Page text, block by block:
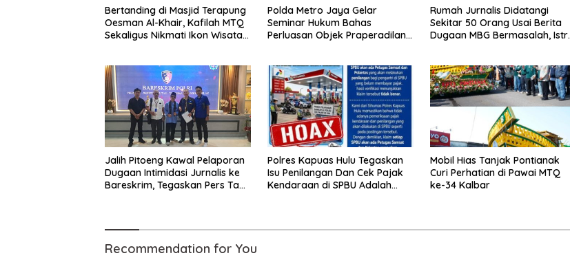
Bertanding di Masjid Terapung
Oesman Al-Khair, Kafilah MTQ
Sekaligus Nikmati Ikon Wisata
Polda Metro Jaya Gelar
Seminar Hukum Bahas
Perluasan Objek Praperadilan
Rumah Jurnalis Didatangi
Sekitar 50 Orang Usai Berita
Dugaan MBG Bermasalah, Istri
Jalih Pitoeng Kawal Pelaporan
Dugaan Intimidasi Jurnalis ke
Bareskrim, Tegaskan Pers Tak
Polres Kapuas Hulu Tegaskan
Isu Penilangan Dan Cek Pajak
Kendaraan di SPBU Adalah
Mobil Hias Tanjak Pontianak
Curi Perhatian di Pawai MTQ
ke-34 Kalbar
Recommendation for You